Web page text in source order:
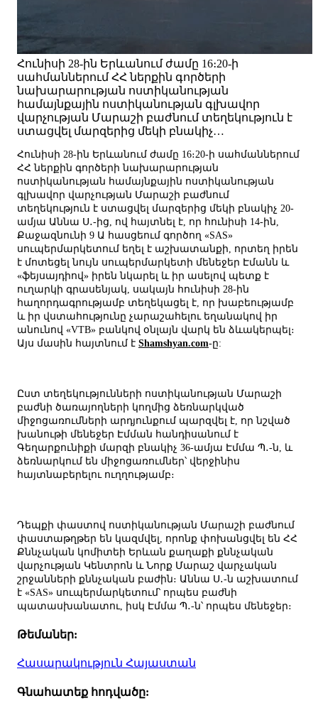
Հունիսի 28-ին Երևանում ժամը 16։20-ի
սահմաններում ՀՀ ներքին գործերի
նախարարության ոստիկանության
համայնքային ոստիկանության գլխավոր
վարչության Մարաշի բաժնում տեղեկություն է
ստացվել մարզերից մեկի բնակիչ…
Հունիսի 28-ին Երևանում ժամը 16։20-ի սահմաններում
ՀՀ ներքին գործերի նախարարության
ոստիկանության համայնքային ոստիկանության
գլխավոր վարչության Մարաշի բաժնում
տեղեկություն է ստացվել մարզերից մեկի բնակիչ 20-
ամյա Աննա Ս․-ից, ով հայտնել է, որ հունիսի 14-ին,
Քաջազնունի 9 Ա հասցեում գործող «SAS»
սուպերմարկետում եղել է աշխատանքի, որտեղ իրեն
է մոտեցել նույն սուպերմարկետի մենեջեր Էմանն և
«ֆեյսայդիով» իրեն նկարել և իր ասելով պետք է
ուղարկի գրասենյակ, սակայն հունիսի 28-ին
հաղորդագրությամբ տեղեկացել է, որ խաբեությամբ
և իր վստահությունը չարաշահելու եղանակով իր
անունով «VTB» բանկով օնլայն վարկ են ձևակերպել։
Այս մասին հայտնում է Shamshyan.com-ը:
Ըստ տեղեկությունների ոստիկանության Մարաշի
բաժնի ծառայողների կողմից ձեռնարկված
միջոցառումների արդյունքում պարզվել է, որ նշված
խանութի մենեջեր Էմման հանդիսանում է
Գեղարքունիքի մարզի բնակիչ 36-ամյա Էմմա Պ․-ն, և
ձեռնարկում են միջոցառումներ՝ վերջինիս
հայտնաբերելու ուղղությամբ։
Դեպքի փաստով ոստիկանության Մարաշի բաժնում
փաստաթղթեր են կազմվել, որոնք փոխանցվել են ՀՀ
Քննչական կոմիտեի Երևան քաղաքի քննչական
վարչության Կենտրոն և Նորք Մարաշ վարչական
շրջանների քննչական բաժին։ Աննա Ս․-ն աշխատում
է «SAS» սուպերմարկետում՝ որպես բաժնի
պատասխանատու, իսկ Էմմա Պ․-ն՝ որպես մենեջեր։
Թեմաներ:
Հասարակություն Հայաստան
Գնահատեք հոդվածը: